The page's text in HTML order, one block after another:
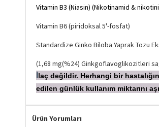
Vitamin B3 (Niasin) (Nikotinamid &
Vitamin B6 (piridoksal 5'-
Standardize Ginko Biloba Yaprak
(1,68 mg(%24) Ginkgoflavoglikozitleri
laç değildir. Herhangi bir
edilen günlük kullanım miktarını
Ürün Yorumları